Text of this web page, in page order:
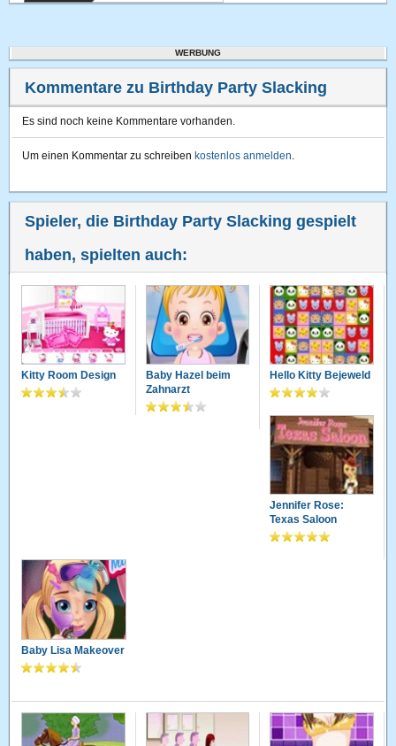
WERBUNG
Kommentare zu Birthday Party Slacking
Es sind noch keine Kommentare vorhanden.
Um einen Kommentar zu schreiben kostenlos anmelden.
Spieler, die Birthday Party Slacking gespielt
haben, spielten auch:
Kitty Room Design
Baby Hazel beim
Zahnarzt
Hello Kitty Bejeweld
Jennifer Rose:
Texas Saloon
Baby Lisa Makeover